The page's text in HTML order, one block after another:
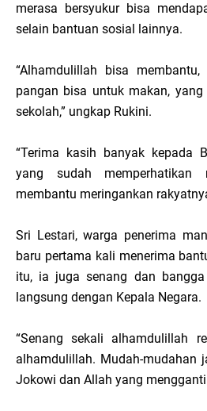
merasa bersyukur bisa
selain bantuan sosial lainnya.
“Alhamdulillah bisa
pangan bisa untuk makan,
sekolah,” ungkap Rukini.
“Terima kasih banyak kepada
yang sudah memperhatikan
membantu meringankan
Sri Lestari, warga penerima
baru pertama kali menerima
itu, ia juga senang dan
langsung dengan Kepala Negara.
“Senang sekali alhamdulillah
alhamdulillah. Mudah-mudahan
Jokowi dan Allah yang